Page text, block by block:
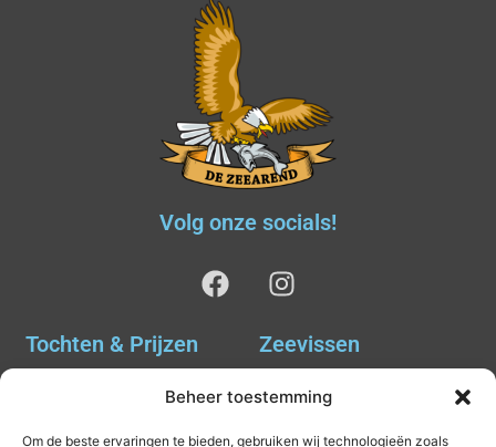
Beheer toestemming
Om de beste ervaringen te bieden, gebruiken wij technologieën zoals
Volg onze socials!
Tochten & Prijzen Zeevissen
Tochten & Prijzen